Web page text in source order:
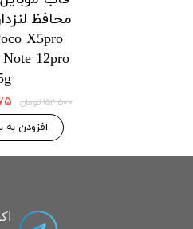
محافظ
X5pro
12pro
۱۵۴,۵۰۰ تومان
افزودن